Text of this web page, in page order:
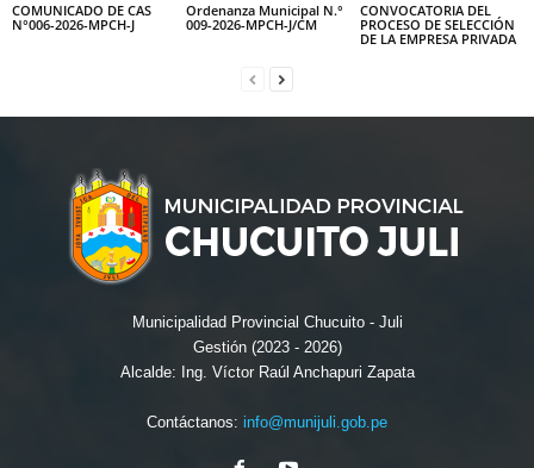
COMUNICADO DE CAS
N°006-2026-MPCH-J
Ordenanza Municipal N.°
009-2026-MPCH-J/CM
CONVOCATORIA DEL
PROCESO DE SELECCIÓN
DE LA EMPRESA PRIVADA
Municipalidad Provincial Chucuito - Juli
Gestión (2023 - 2026)
Alcalde: Ing. Víctor Raúl Anchapuri Zapata
Contáctanos: info@munijuli.gob.pe